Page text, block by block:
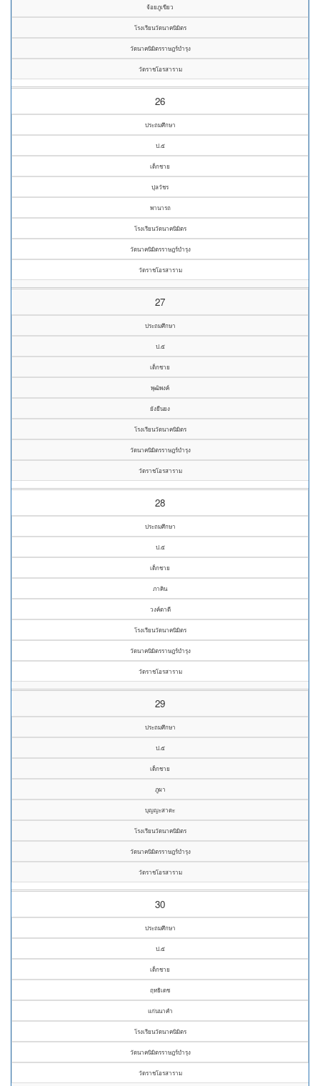
จ้อยภูเขียว
โรงเรียนวัดนาคนิมิตร
วัดนาคนิมิตรราษฎร์บำรุง
วัดราชโอรสาราม
26
ประถมศึกษา
ป.๕
เด็กชาย
ปุลวัชร
พานารถ
โรงเรียนวัดนาคนิมิตร
วัดนาคนิมิตรราษฎร์บำรุง
วัดราชโอรสาราม
27
ประถมศึกษา
ป.๕
เด็กชาย
พุฒิพงค์
ยังยืนยง
โรงเรียนวัดนาคนิมิตร
วัดนาคนิมิตรราษฎร์บำรุง
วัดราชโอรสาราม
28
ประถมศึกษา
ป.๕
เด็กชาย
ภาคิน
วงค์ตาดี
โรงเรียนวัดนาคนิมิตร
วัดนาคนิมิตรราษฎร์บำรุง
วัดราชโอรสาราม
29
ประถมศึกษา
ป.๕
เด็กชาย
ภูผา
บุญญะสาตะ
โรงเรียนวัดนาคนิมิตร
วัดนาคนิมิตรราษฎร์บำรุง
วัดราชโอรสาราม
30
ประถมศึกษา
ป.๕
เด็กชาย
ฤทธิเดช
แก่นนาคำ
โรงเรียนวัดนาคนิมิตร
วัดนาคนิมิตรราษฎร์บำรุง
วัดราชโอรสาราม